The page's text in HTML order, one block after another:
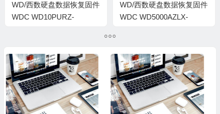
WD/西数硬盘数据恢复固件
WDC WD10PURZ-
0001005R-1575
WD/西数硬盘数据恢复固件
WDC WD5000AZLX-
0050049-1578